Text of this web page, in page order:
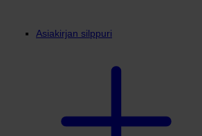
Asiakirjan silppuri